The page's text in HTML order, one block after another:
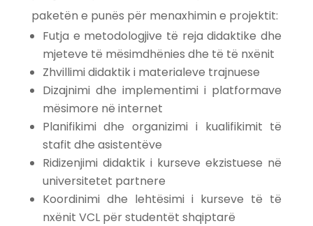
paketën e punës për menaxhimin e projektit:
Futja e metodologjive të reja didaktike dhe
mjeteve të mësimdhënies dhe të të nxënit
Zhvillimi didaktik i materialeve trajnuese
Dizajnimi dhe implementimi i platformave
mësimore në internet
Planifikimi dhe organizimi i kualifikimit të
stafit dhe asistentëve
Ridizenjimi didaktik i kurseve ekzistuese në
universitetet partnere
Koordinimi dhe lehtësimi i kurseve të të
nxënit VCL për studentët shqiptarë